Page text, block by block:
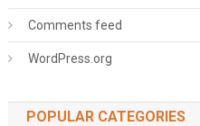
Comments feed
WordPress.org
POPULAR CATEGORIES